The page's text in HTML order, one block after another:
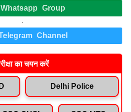
Group
.
Channel
का चयन करें
Delhi Police